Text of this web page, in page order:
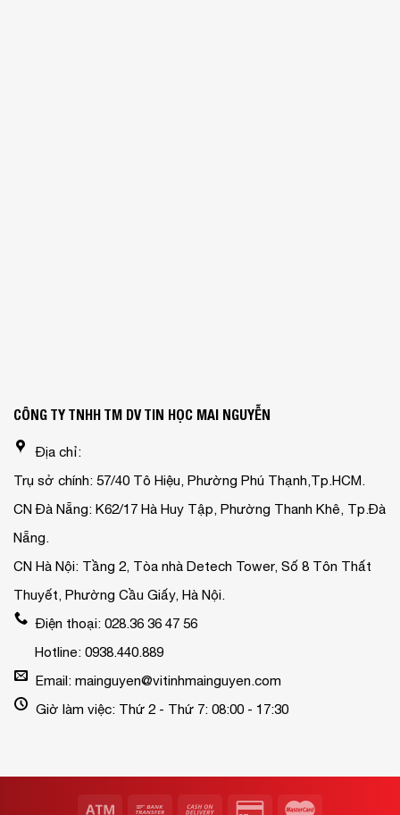
CÔNG TY TNHH TM DV TIN HỌC MAI NGUYỄN
Địa chỉ:
Trụ sở chính: 57/40 Tô Hiệu, Phường Phú Thạnh,Tp.HCM.
CN Đà Nẵng: K62/17 Hà Huy Tập, Phường Thanh Khê, Tp.Đà
Nẵng.
CN Hà Nội: Tầng 2, Tòa nhà Detech Tower, Số 8 Tôn Thất
Thuyết, Phường Cầu Giấy, Hà Nội.
Điện thoại: 028.36 36 47 56
Hotline: 0938.440.889
Email: mainguyen@vitinhmainguyen.com
Giờ làm việc: Thứ 2 - Thứ 7: 08:00 - 17:30